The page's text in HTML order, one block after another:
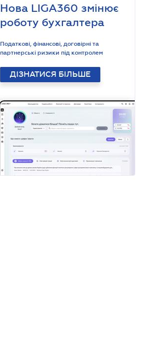
Нова LIGA360 змінює
роботу бухгалтера
Податкові, фінансові, договірні та
партнерські ризики під контролем
ДІЗНАТИСЯ БІЛЬШЕ